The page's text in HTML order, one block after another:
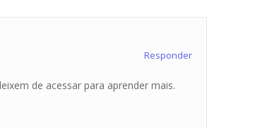
Responder
de acessar para aprender mais.